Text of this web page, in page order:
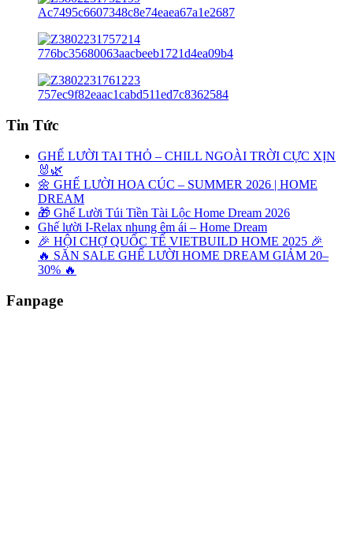
Tin Tức
GHẾ LƯỜI TAI THỎ – CHILL NGOÀI TRỜI CỰC XỊN
🐰🌿
🌼 GHẾ LƯỜI HOA CÚC – SUMMER 2026 | HOME
DREAM
🎁 Ghế Lười Túi Tiền Tài Lộc Home Dream 2026
Ghế lười I-Relax nhung êm ái – Home Dream
🎉 HỘI CHỢ QUỐC TẾ VIETBUILD HOME 2025 🎉
🔥 SĂN SALE GHẾ LƯỜI HOME DREAM GIẢM 20–
30% 🔥
Fanpage